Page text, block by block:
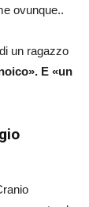
ovunque..
un ragazzo
E «un